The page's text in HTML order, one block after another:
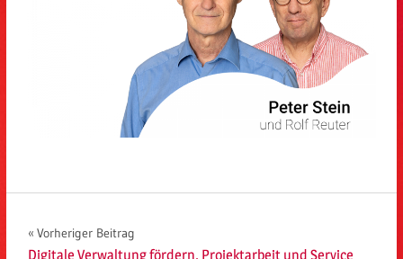
Beitragsnavigation
Vorheriger Beitrag
Digitale Verwaltung fördern. Projektarbeit und Service